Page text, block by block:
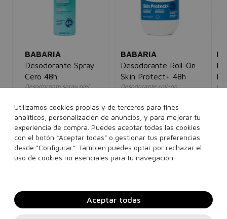
BABARIA
Desodorante Spray
Cero 48h
Desodorante spray piel
3,75€ 2,95€
200 ml
Añadir a la cesta
BABARIA
Desodorante Roll-On
Skin Protect+ 48h
Desodorante roll-on
2,10€ 1,95€
50 ml
Añadir a la cesta
Utilizamos cookies propias y de terceros para fines
analíticos, personalización de anuncios, y para mejorar tu
experiencia de compra. Puedes aceptar todas las cookies
con el botón “Aceptar todas” o gestionar tus preferencias
desde “Configurar”. También puedes optar por rechazar el
uso de cookies no esenciales para tu navegación.
Aceptar todas